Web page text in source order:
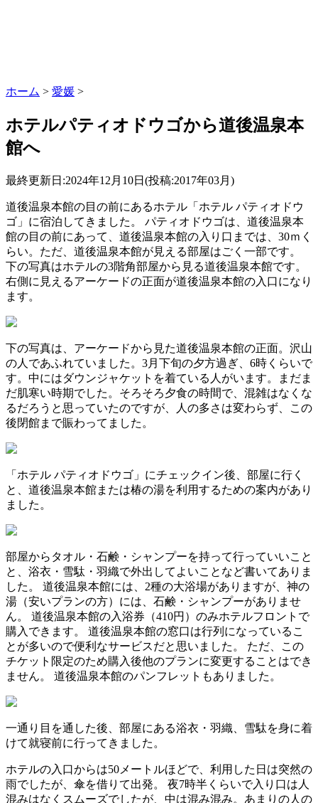
ホーム > 愛媛 >
ホテルパティオドウゴから道後温泉本
館へ
最終更新日:2024年12月10日(投稿:2017年03月)
道後温泉本館の目の前にあるホテル「ホテル パティオドウ
ゴ」に宿泊してきました。 パティオドウゴは、道後温泉本
館の目の前にあって、道後温泉本館の入り口までは、30ｍく
らい。ただ、道後温泉本館が見える部屋はごく一部です。
下の写真はホテルの3階角部屋から見る道後温泉本館です。
右側に見えるアーケードの正面が道後温泉本館の入口になり
ます。
下の写真は、アーケードから見た道後温泉本館の正面。沢山
の人であふれていました。3月下旬の夕方過ぎ、6時くらいで
す。中にはダウンジャケットを着ている人がいます。まだま
だ肌寒い時期でした。そろそろ夕食の時間で、混雑はなくな
るだろうと思っていたのですが、人の多さは変わらず、この
後閉館まで賑わってました。
「ホテル パティオドウゴ」にチェックイン後、部屋に行く
と、道後温泉本館または椿の湯を利用するための案内があり
ました。
部屋からタオル・石鹸・シャンプーを持って行っていいこと
と、浴衣・雪駄・羽織で外出してよいことなど書いてありま
した。 道後温泉本館には、2種の大浴場がありますが、神の
湯（安いプランの方）には、石鹸・シャンプーがありませ
ん。 道後温泉本館の入浴券（410円）のみホテルフロントで
購入できます。 道後温泉本館の窓口は行列になっているこ
とが多いので便利なサービスだと思いました。 ただ、この
チケット限定のため購入後他のプランに変更することはでき
ません。 道後温泉本館のパンフレットもありました。
一通り目を通した後、部屋にある浴衣・羽織、雪駄を身に着
けて就寝前に行ってきました。
ホテルの入口からは50メートルほどで、利用した日は突然の
雨でしたが、傘を借りて出発。 夜7時半くらいで入り口は人
混みはなくスムーズでしたが、中は混み混み。あまりの人の